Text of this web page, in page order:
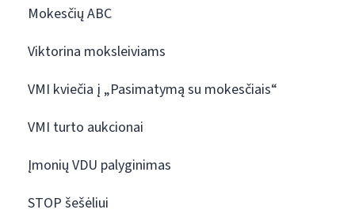
Mokesčių ABC
Viktorina moksleiviams
VMI kviečia į „Pasimatymą su mokesčiais“
VMI turto aukcionai
Įmonių VDU palyginimas
STOP šešėliui